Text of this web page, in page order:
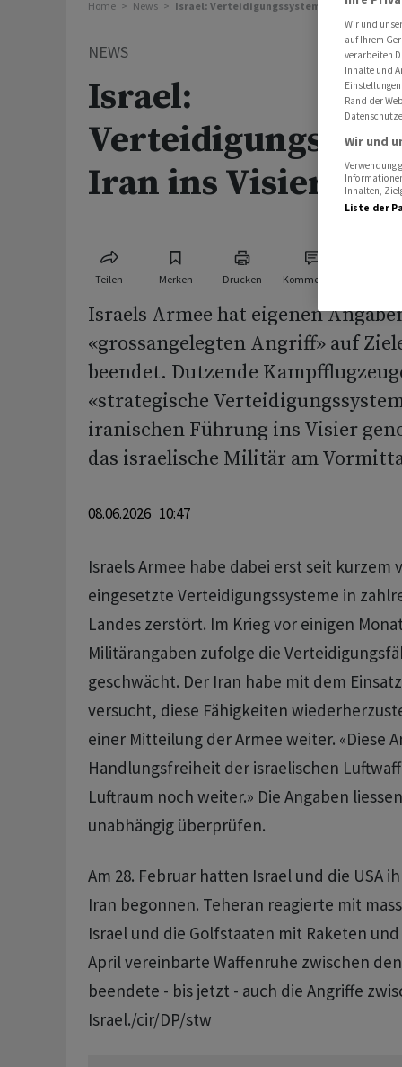
Home News Israel: Verteidigungssysteme im Iran ins
NEWS
Israel:
Iran ins Visier
Teilen Merken Drucken Kommentare
Israels Armee hat eigenen
«grossangelegten Angriff» auf
beendet. Dutzende
«strategische
iranischen Führung ins Visier
das israelische Militär am
08.06.2026 10:47
Israels Armee habe dabei erst seit kurzem
eingesetzte Verteidigungssysteme in
Landes zerstört. Im Krieg vor einigen
Militärangaben zufolge die
geschwächt. Der Iran habe mit dem
versucht, diese Fähigkeiten
einer Mitteilung der Armee weiter. «Diese
Handlungsfreiheit der israelischen
Luftraum noch weiter.» Die Angaben
unabhängig überprüfen.
Am 28. Februar hatten Israel und die USA
Iran begonnen. Teheran reagierte mit
Israel und die Golfstaaten mit Raketen
April vereinbarte Waffenruhe zwischen
beendete - bis jetzt - auch die Angriffe
Israel./cir/DP/stw
Wir und
auf Ihrem
verarbeiten
Inhalte und
Rand der
Wir und
Verwendung
Inhalten,
Liste der